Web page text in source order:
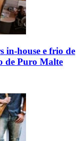
in-house e frio de
de Puro Malte